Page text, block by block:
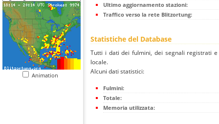
Animation
Ultimo aggiornamento stazioni:
Traffico verso la rete Blitzortung:
Statistiche del Database
Tutti i dati dei fulmini, dei segnali registrati
locale.
Alcuni dati statistici:
Fulmini:
Totale:
Memoria utilizzata: